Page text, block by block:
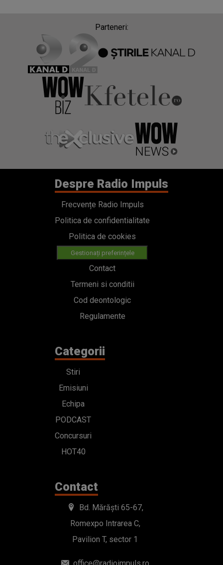
Parteneri:
Despre Radio Impuls
Frecvențe Radio Impuls
Politica de confidentialitate
Politica de cookies
Gestionați preferințele
Contact
Termeni si conditii
Cod deontologic
Regulamente
Categorii
Stiri
Emisiuni
Echipa
PODCAST
Concursuri
HOT40
Contact
Bd. Mărăști 65-67,
Romexpo Intrarea C,
Pavilion T, sector 1